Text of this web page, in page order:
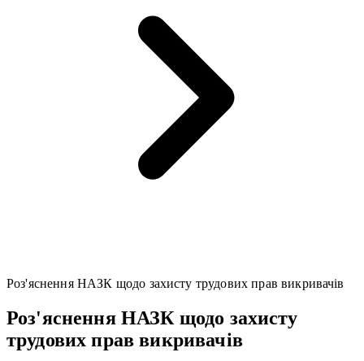
Роз'яснення НАЗК щодо захисту трудових прав викривачів
Роз'яснення НАЗК щодо захисту
трудових прав викривачів